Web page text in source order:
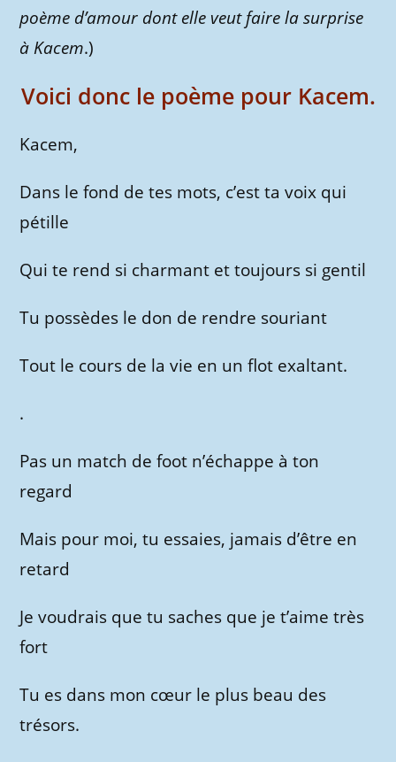
poème d’amour dont elle veut faire la surprise
à Kacem.)
Voici donc le poème pour Kacem.
Kacem,
Dans le fond de tes mots, c’est ta voix qui
pétille
Qui te rend si charmant et toujours si gentil
Tu possèdes le don de rendre souriant
Tout le cours de la vie en un flot exaltant.
.
Pas un match de foot n’échappe à ton
regard
Mais pour moi, tu essaies, jamais d’être en
retard
Je voudrais que tu saches que je t’aime très
fort
Tu es dans mon cœur le plus beau des
trésors.